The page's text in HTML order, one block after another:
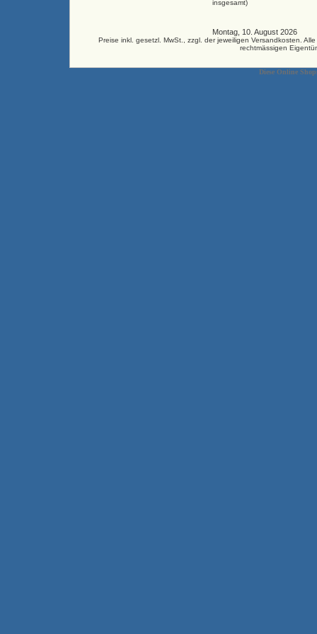
insgesamt)
Montag, 10. August 2026
Preise inkl. gesetzl. MwSt., zzgl. der jeweiligen Versandkosten.
rechtmässigen
Diese Online